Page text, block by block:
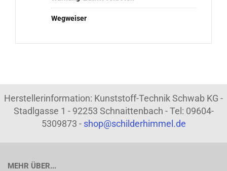
Wegweiser
Herstellerinformation: Kunststoff-Technik Schwab KG -
Stadlgasse 1 - 92253 Schnaittenbach - Tel: 09604-
5309873 - shop@schilderhimmel.de
MEHR ÜBER...